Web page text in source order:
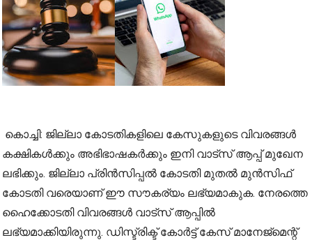
കൊച്ചി: ജില്ലാ കോടതികളിലെ കേസുകളുടെ വിവരങ്ങൾ
കക്ഷികൾക്കും അഭിഭാഷകർക്കും ഇനി വാട്‌സ് ആപ്പ് മുഖേന
ലഭിക്കും. ജില്ലാ പ്രിൻസിപ്പൽ കോടതി മുതൽ മുൻസിഫ്
കോടതി വരെയാണ് ഈ സൗകര്യം ലഭ്യമാകുക. നേരത്തെ
ഹൈക്കോടതി വിവരങ്ങൾ വാട്‌സ് ആപ്പിൽ
ലഭ്യമാക്കിയിരുന്നു. ഡിസ്ട്രിക്ട് കോർട്ട് കേസ് മാനേജ്‌മെന്റ്